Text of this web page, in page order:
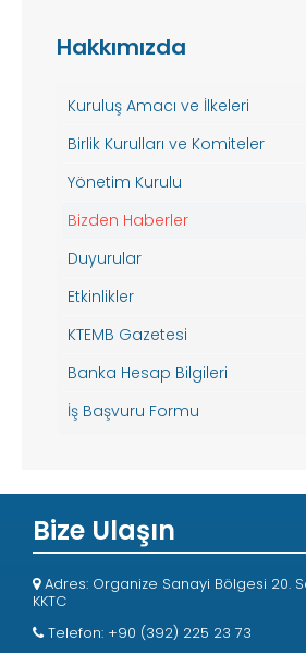
Hakkımızda
Kuruluş Amacı ve İlkeleri
Birlik Kurulları ve Komiteler
Yönetim Kurulu
Bizden Haberler
Duyurular
Etkinlikler
KTEMB Gazetesi
Banka Hesap Bilgileri
İş Başvuru Formu
Bize Ulaşın
Adres: Organize Sanayi Bölgesi 20.
KKTC
Telefon: +90 (392) 225 23 73